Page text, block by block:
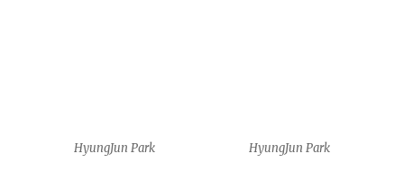
Shirin Sayarenejad Shirin Sayarenejad